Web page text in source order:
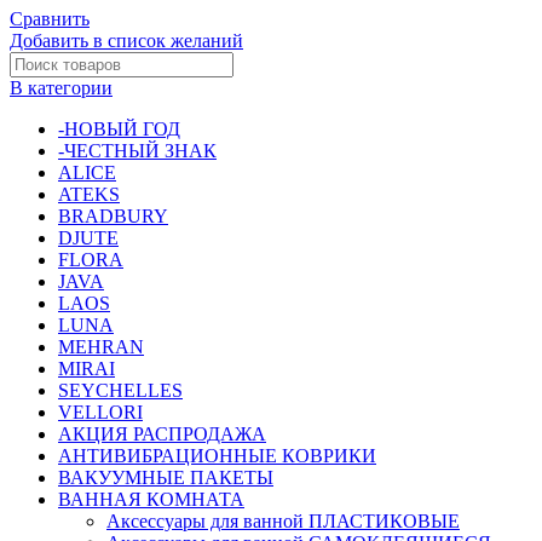
Сравнить
Добавить в список желаний
В категории
-НОВЫЙ ГОД
-ЧЕСТНЫЙ ЗНАК
ALICE
ATEKS
BRADBURY
DJUTE
FLORA
JAVA
LAOS
LUNA
MEHRAN
MIRAI
SEYCHELLES
VELLORI
АКЦИЯ РАСПРОДАЖА
АНТИВИБРАЦИОННЫЕ КОВРИКИ
ВАКУУМНЫЕ ПАКЕТЫ
ВАННАЯ КОМНАТА
Аксессуары для ванной ПЛАСТИКОВЫЕ